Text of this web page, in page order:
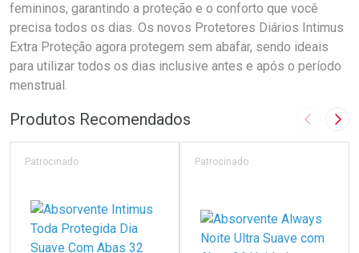
femininos, garantindo a proteção e o conforto que você
precisa todos os dias. Os novos Protetores Diários Intimus
Extra Proteção agora protegem sem abafar, sendo ideais
para utilizar todos os dias inclusive antes e após o período
menstrual.
Produtos Recomendados Imagem
Patrocinado Patrocinado